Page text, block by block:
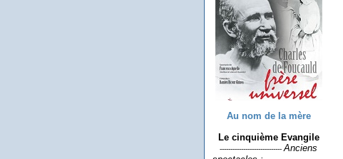
Au nom de la mère
Le cinquième Evangile
-----------------------------Anciens